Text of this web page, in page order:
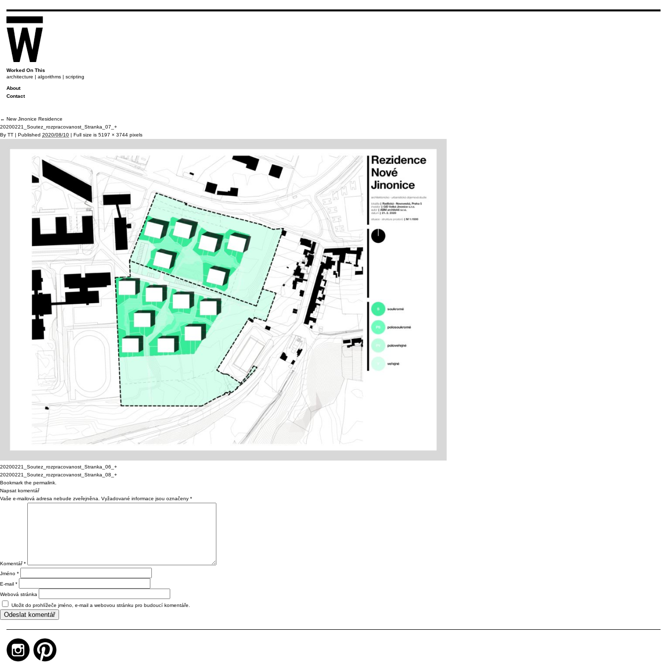
Worked On This
architecture | algorithms | scripting
About
Contact
← New Jinonice Residence
20200221_Soutez_rozpracovanost_Stranka_07_+
By TT | Published 2020/08/10 | Full size is 5197 × 3744 pixels
20200221_Soutez_rozpracovanost_Stranka_06_+
20200221_Soutez_rozpracovanost_Stranka_08_+
Bookmark the permalink
Napsat komentář
Vaše e-mailová adresa nebude zveřejněna.
Vyžadované informace jsou označeny *
Komentář*
Jméno *
E-mail *
Webová stránka
Uložit do prohlížeče jméno, e-mail a webovou stránku pro budoucí komentáře.